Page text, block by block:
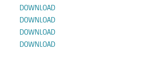
DOWNLOAD
DOWNLOAD
DOWNLOAD
DOWNLOAD